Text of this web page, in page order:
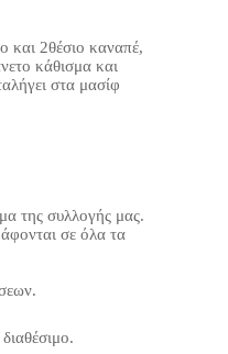
και 2θέσιο καναπέ,
κάθισμα και
στα μασίφ
της συλλογής μας.
σε όλα τα